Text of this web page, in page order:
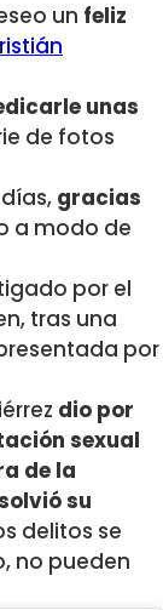
un feliz
unas
de fotos
gracias
a modo de
por el
tras una
por
dio por
sexual
de la
su
delitos se
no pueden